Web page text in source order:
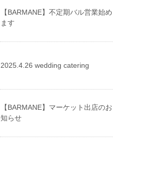
【BARMANE】不定期バル営業始め
ます
2025.4.26 wedding catering
【BARMANE】マーケット出店のお
知らせ